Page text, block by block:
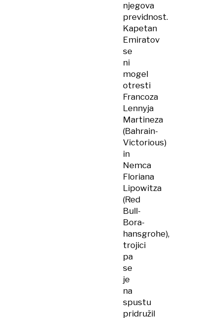
njegova
previdnost.
Kapetan
Emiratov
se
ni
mogel
otresti
Francoza
Lennyja
Martineza
(Bahrain-
Victorious)
in
Nemca
Floriana
Lipowitza
(Red
Bull-
Bora-
hansgrohe),
trojici
pa
se
je
na
spustu
pridružil